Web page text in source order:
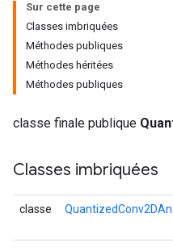
Sur cette page
Classes imbriquées
Méthodes publiques
Méthodes héritées
Méthodes publiques
classe finale publique
Classes imbriquées
classe